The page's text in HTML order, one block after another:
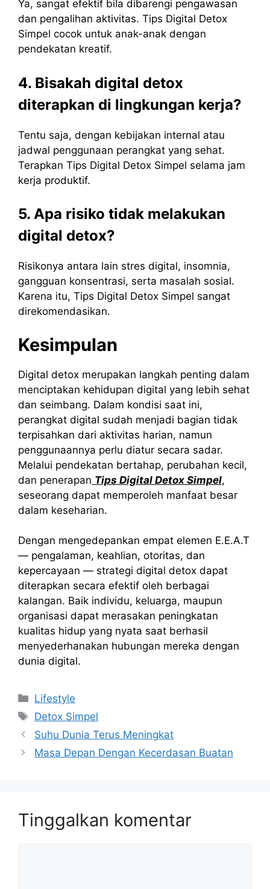
Ya, sangat efektif bila dibarengi pengawasan
dan pengalihan aktivitas. Tips Digital Detox
Simpel cocok untuk anak-anak dengan
pendekatan kreatif.
4. Bisakah digital detox
diterapkan di lingkungan kerja?
Tentu saja, dengan kebijakan internal atau
jadwal penggunaan perangkat yang sehat.
Terapkan Tips Digital Detox Simpel selama jam
kerja produktif.
5. Apa risiko tidak melakukan
digital detox?
Risikonya antara lain stres digital, insomnia,
gangguan konsentrasi, serta masalah sosial.
Karena itu, Tips Digital Detox Simpel sangat
direkomendasikan.
Kesimpulan
Digital detox merupakan langkah penting dalam
menciptakan kehidupan digital yang lebih sehat
dan seimbang. Dalam kondisi saat ini,
perangkat digital sudah menjadi bagian tidak
terpisahkan dari aktivitas harian, namun
penggunaannya perlu diatur secara sadar.
Melalui pendekatan bertahap, perubahan kecil,
dan penerapan Tips Digital Detox Simpel,
seseorang dapat memperoleh manfaat besar
dalam keseharian.
Dengan mengedepankan empat elemen E.E.A.T
— pengalaman, keahlian, otoritas, dan
kepercayaan — strategi digital detox dapat
diterapkan secara efektif oleh berbagai
kalangan. Baik individu, keluarga, maupun
organisasi dapat merasakan peningkatan
kualitas hidup yang nyata saat berhasil
menyederhanakan hubungan mereka dengan
dunia digital.
Kategori
Lifestyle
Tag
Detox Simpel
Suhu Dunia Terus Meningkat
Masa Depan Dengan Kecerdasan Buatan
Tinggalkan komentar